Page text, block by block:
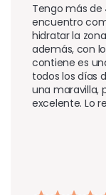
Tengo más
encuentro
hidratar la
además, con
contiene es
todos los días
una maravilla,
excelente. Lo